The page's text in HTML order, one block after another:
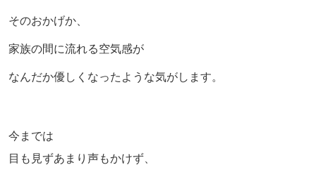
そのおかげか、
家族の間に流れる空気感が
なんだか優しくなったような気がします。
今までは
目も見ずあまり声もかけず、